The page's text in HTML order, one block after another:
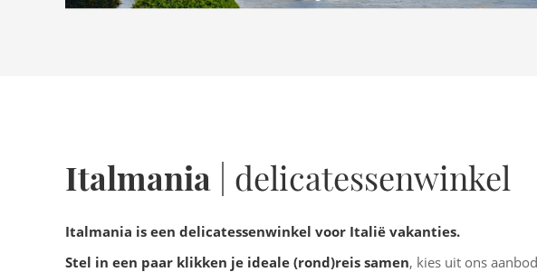
Italmania | delicatessenwinkel
Italmania is een delicatessenwinkel voor Italië vakanties.
Stel in een paar klikken je ideale (rond)reis samen, kies uit ons aanbod